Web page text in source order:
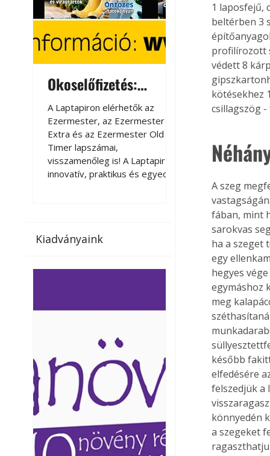
Okoselőfizetés:
Ezermester Extra
A Laptapiron elérhetők az
Ezermester, az Ezermester
Extra és az Ezermester Old
Timer lapszámai,
visszamenőleg is! A Laptapir új,
innovatív, praktikus és egyedi
az otthonában, útközben vagy
elérhetők lapszámaink. Bárhol,
Okoselőfizetés
A Laptapiron
Timer lapszámai,
visszamenőleg is! A
megoldás a
magazinok digitális
számítógépen,
vagy táblagépen.
az otthonában,
nyaralás, pihenés
elérhetők
bármikor, akár
vagy dolgozva is
Ezermester
Laptapir kényelmes
mert: – t
Kiadványaink
1 laposfejű,
beltérben 3
profilírozott
védett 8
kötésekhez
csillagszög
A szeg
fában, mint
sarokvas
ha a szeget
egy
hegyes
egymáshoz
meg
később
elfedésére
felszedjük a
könnyedén
a szegeket